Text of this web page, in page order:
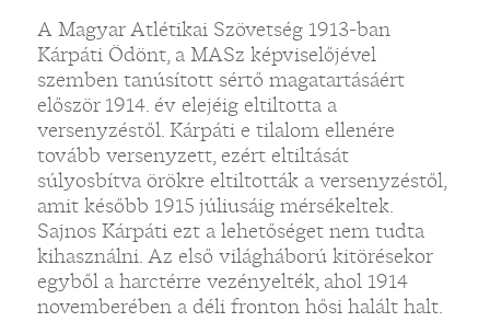
A Magyar Atlétikai Szövetség 1913-ban
Kárpáti Ödönt, a MASz képviselőjével
szemben tanúsított sértő magatartásáért
először 1914. év elejéig eltiltotta a
versenyzéstől. Kárpáti e tilalom ellenére
tovább versenyzett, ezért eltiltását
súlyosbítva örökre eltiltották a versenyzéstől,
amit később 1915 júliusáig mérsékeltek.
Sajnos Kárpáti ezt a lehetőséget nem tudta
kihasználni. Az első világháború kitörésekor
egyből a harctérre vezényelték, ahol 1914
novemberében a déli fronton hősi halált halt.